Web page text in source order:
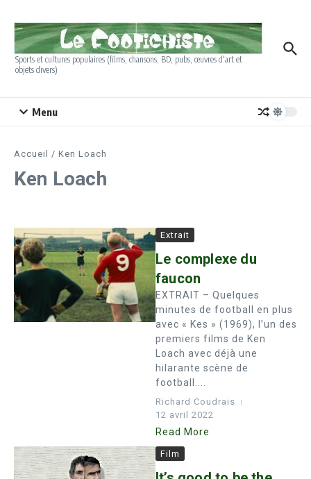
Sports et cultures populaires (films, chansons, BD, pubs, œuvres d'art et
objets divers)
Menu
Accueil / Ken Loach
Ken Loach
Extrait
Le complexe du
faucon
EXTRAIT – Quelques
minutes de football en plus
avec « Kes » (1969), l’un des
premiers films de Ken
Loach avec déjà une
hilarante scène de
football....
Richard Coudrais
12 avril 2022
Read More
Film